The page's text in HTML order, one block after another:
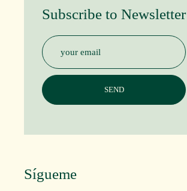
Subscribe to Newsletter
Sígueme